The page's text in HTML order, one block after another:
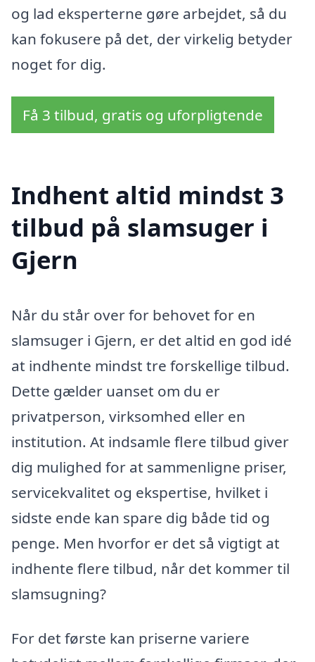
og lad eksperterne gøre arbejdet, så du
kan fokusere på det, der virkelig betyder
noget for dig.
Få 3 tilbud, gratis og uforpligtende
Indhent altid mindst 3
tilbud på slamsuger i
Gjern
Når du står over for behovet for en
slamsuger i Gjern, er det altid en god idé
at indhente mindst tre forskellige tilbud.
Dette gælder uanset om du er
privatperson, virksomhed eller en
institution. At indsamle flere tilbud giver
dig mulighed for at sammenligne priser,
servicekvalitet og ekspertise, hvilket i
sidste ende kan spare dig både tid og
penge. Men hvorfor er det så vigtigt at
indhente flere tilbud, når det kommer til
slamsugning?
For det første kan priserne variere